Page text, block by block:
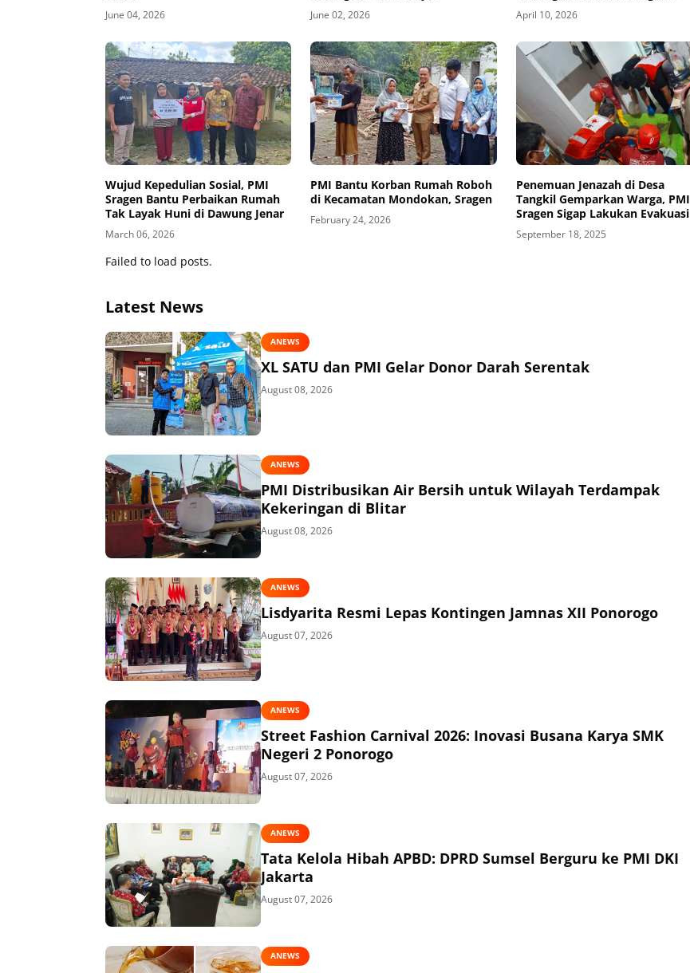
June 04, 2026 June 02, 2026
Selamat
April 10, 2026
Wujud Kepedulian Sosial, PMI
Sragen Bantu Perbaikan Rumah
Tak Layak Huni di Dawung Jenar
March 06, 2026
PMI Bantu Korban Rumah Roboh
di Kecamatan Mondokan, Sragen
February 24, 2026
Penemuan Jenazah di Desa
Tangkil Gemparkan Warga, PMI
Sragen Sigap Lakukan Evakuasi
September 18, 2025
Failed to load posts.
Latest News
ANEWS
XL SATU dan PMI Gelar Donor Darah Serentak
August 08, 2026
ANEWS
PMI Distribusikan Air Bersih untuk Wilayah Terdampak
Kekeringan di Blitar
August 08, 2026
ANEWS
Lisdyarita Resmi Lepas Kontingen Jamnas XII Ponorogo
August 07, 2026
ANEWS
Street Fashion Carnival 2026: Inovasi Busana Karya SMK
Negeri 2 Ponorogo
August 07, 2026
ANEWS
Tata Kelola Hibah APBD: DPRD Sumsel Berguru ke PMI DKI
Jakarta
August 07, 2026
ANEWS